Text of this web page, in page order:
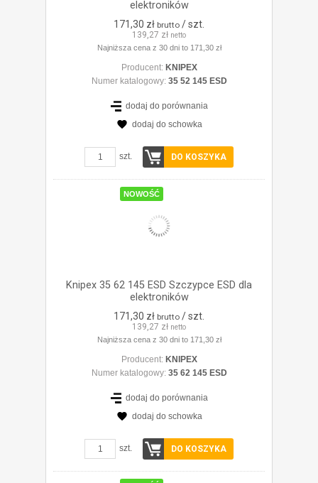
elektroników
171,30 zł brutto / szt.
139,27 zł netto
Najniższa cena z 30 dni to 171,30 zł
Producent: KNIPEX
Numer katalogowy: 35 52 145 ESD
dodaj do porównania
dodaj do schowka
szt. DO KOSZYKA
NOWOŚĆ
Knipex 35 62 145 ESD Szczypce ESD dla
elektroników
171,30 zł brutto / szt.
139,27 zł netto
Najniższa cena z 30 dni to 171,30 zł
Producent: KNIPEX
Numer katalogowy: 35 62 145 ESD
dodaj do porównania
dodaj do schowka
szt. DO KOSZYKA